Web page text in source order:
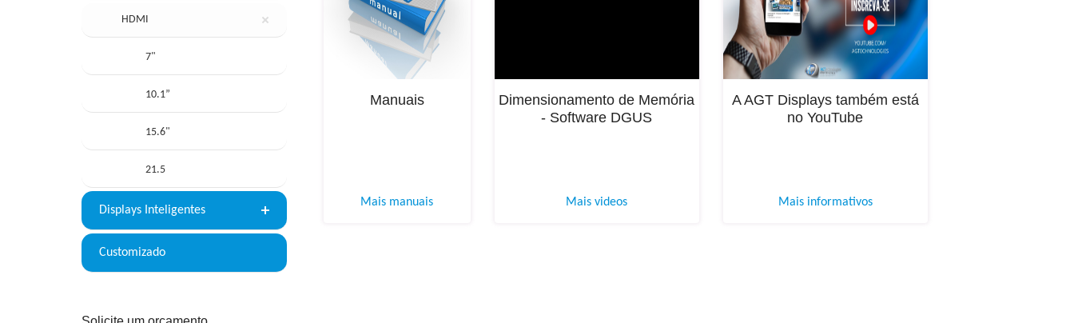
HDMI
7"
10.1”
15.6"
21.5
Displays Inteligentes
Customizado
Manuais
Mais manuais
Dimensionamento de Memória
- Software DGUS
Mais videos
A AGT Displays também está
no YouTube
Mais informativos